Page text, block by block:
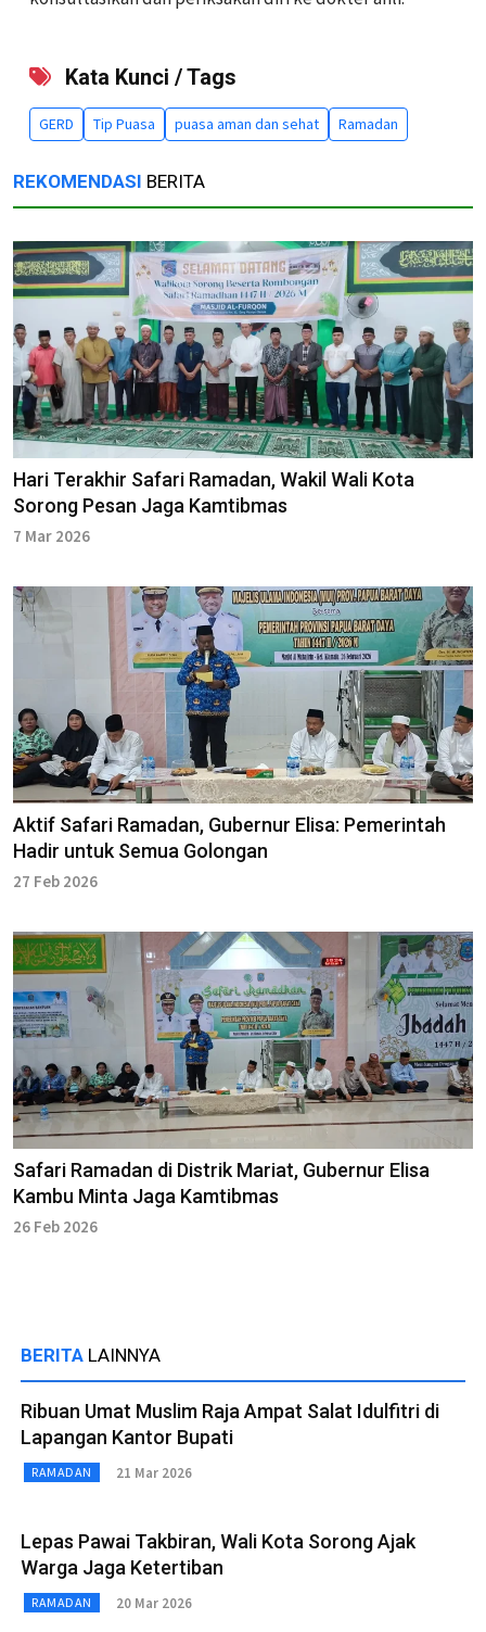
Kata Kunci / Tags
GERD Tip Puasa puasa aman dan sehat Ramadan
REKOMENDASI BERITA
Hari Terakhir Safari Ramadan, Wakil Wali Kota
Sorong Pesan Jaga Kamtibmas
7 Mar 2026
Aktif Safari Ramadan, Gubernur Elisa: Pemerintah
Hadir untuk Semua Golongan
27 Feb 2026
Safari Ramadan di Distrik Mariat, Gubernur Elisa
Kambu Minta Jaga Kamtibmas
26 Feb 2026
BERITA LAINNYA
Ribuan Umat Muslim Raja Ampat Salat Idulfitri di
Lapangan Kantor Bupati
RAMADAN 21 Mar 2026
Lepas Pawai Takbiran, Wali Kota Sorong Ajak
Warga Jaga Ketertiban
RAMADAN 20 Mar 2026